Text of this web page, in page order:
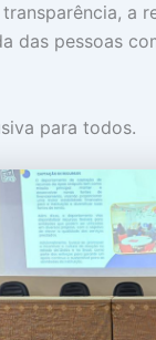
a
das pessoas
para todos.